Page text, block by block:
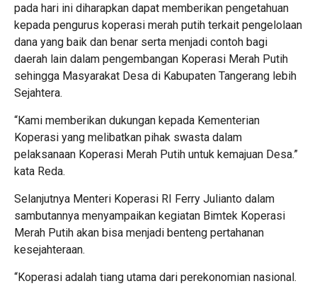
pada hari ini diharapkan dapat memberikan pengetahuan
kepada pengurus koperasi merah putih terkait pengelolaan
dana yang baik dan benar serta menjadi contoh bagi
daerah lain dalam pengembangan Koperasi Merah Putih
sehingga Masyarakat Desa di Kabupaten Tangerang lebih
Sejahtera.
“Kami memberikan dukungan kepada Kementerian
Koperasi yang melibatkan pihak swasta dalam
pelaksanaan Koperasi Merah Putih untuk kemajuan Desa.”
kata Reda.
Selanjutnya Menteri Koperasi RI Ferry Julianto dalam
sambutannya menyampaikan kegiatan Bimtek Koperasi
Merah Putih akan bisa menjadi benteng pertahanan
kesejahteraan.
“Koperasi adalah tiang utama dari perekonomian nasional.